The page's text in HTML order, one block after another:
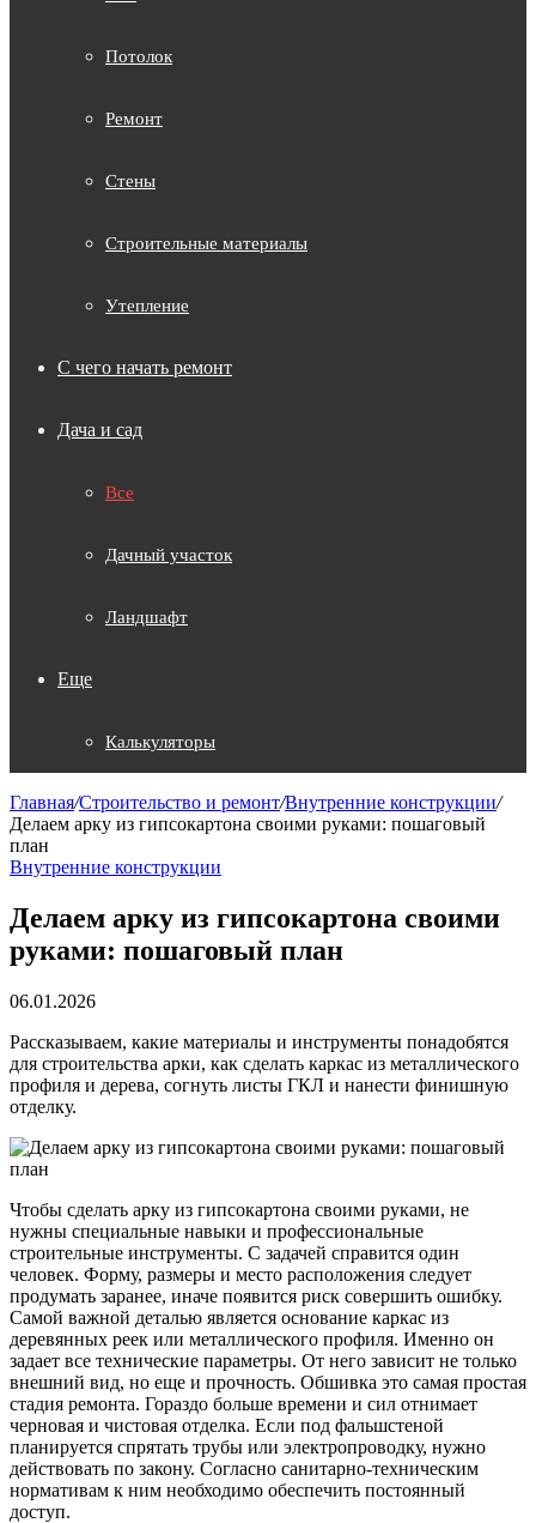
Потолок
Ремонт
Стены
Строительные материалы
Утепление
С чего начать ремонт
Дача и сад
Все
Дачный участок
Ландшафт
Еще
Калькуляторы
Главная/Строительство и ремонт/Внутренние конструкции/
Делаем арку из гипсокартона своими руками: пошаговый
план
Внутренние конструкции
Делаем арку из гипсокартона своими
руками: пошаговый план
06.01.2026
Рассказываем, какие материалы и инструменты понадобятся
для строительства арки, как сделать каркас из металлического
профиля и дерева, согнуть листы ГКЛ и нанести финишную
отделку.
Чтобы сделать арку из гипсокартона своими руками, не
нужны специальные навыки и профессиональные
строительные инструменты. С задачей справится один
человек. Форму, размеры и место расположения следует
продумать заранее, иначе появится риск совершить ошибку.
Самой важной деталью является основание каркас из
деревянных реек или металлического профиля. Именно он
задает все технические параметры. От него зависит не только
внешний вид, но еще и прочность. Обшивка это самая простая
стадия ремонта. Гораздо больше времени и сил отнимает
черновая и чистовая отделка. Если под фальшстеной
планируется спрятать трубы или электропроводку, нужно
действовать по закону. Согласно санитарно-техническим
нормативам к ним необходимо обеспечить постоянный
доступ.